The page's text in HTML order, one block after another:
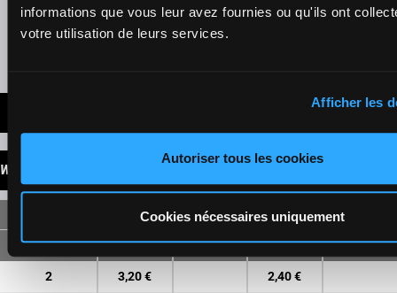
informations que vous leur avez fournies ou qu'ils ont
votre utilisation de leurs services.
Afficher les
Autoriser tous les cookies
Cookies nécessaires uniquement
Refresh odds
WINNINGS
SINGLE
2 3,20 € 2,40 €